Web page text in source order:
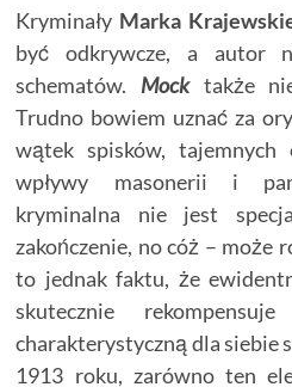
Kryminały Marka
być odkrywcze, a autor
schematów. Mocktakże
Trudno bowiem uznać za
wątek spisków,
wpływy masonerii i
kryminalna nie jest
zakończenie, no cóż – może
to jednak faktu, że
skutecznie
charakterystyczną dla siebie
1913 roku, zarówno ten